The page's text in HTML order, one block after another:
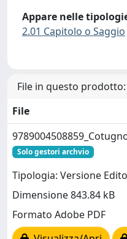
Appare nelle
2.01 Capitolo o Saggio
File in questo prodotto:
File
Solo gestori archvio
Tipologia: Versione
Dimensione 843.84 kB
Formato Adobe PDF